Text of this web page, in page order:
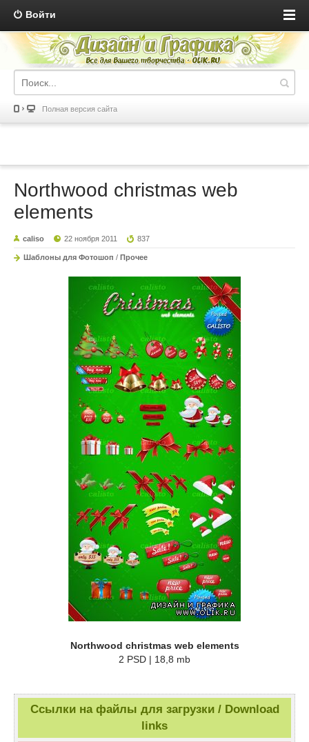
Войти
Полная версия сайта
Northwood christmas web
elements
caliso 22 ноября 2011 837
Шаблоны для Фотошоп / Прочее
Northwood christmas web elements
2 PSD | 18,8 mb
Ссылки на файлы для загрузки / Download
links